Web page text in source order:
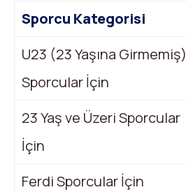
Sporcu Kategorisi
U23 (23 Yaşına Girmemiş)
Sporcular İçin
23 Yaş ve Üzeri Sporcular
İçin
Ferdi Sporcular İçin